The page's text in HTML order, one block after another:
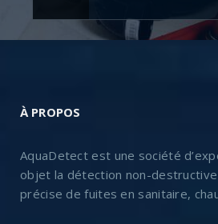
À PROPOS
AquaDetect est une société
objet la détection non-
précise de fuites en sanitaire,